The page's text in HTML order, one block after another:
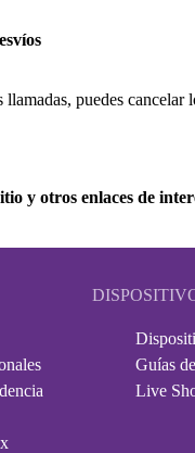
puedes cancelar
y otros enlaces de
Guías
Live